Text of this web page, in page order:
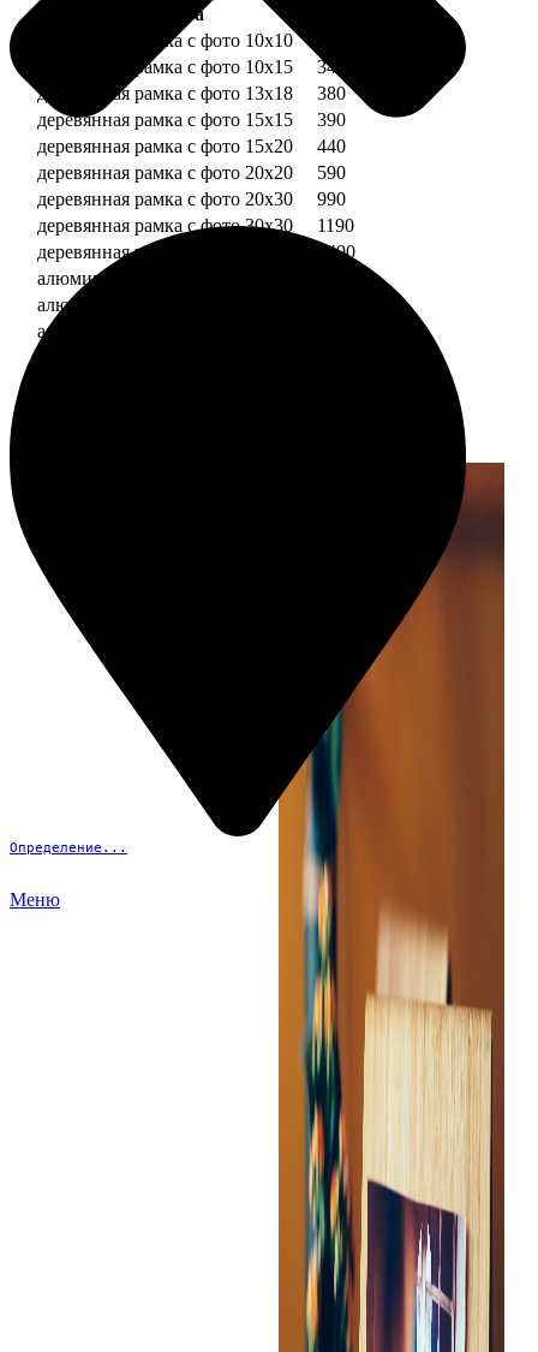
Определение...
Меню
Услуга
деревянная рамка с фото 10х10
деревянная рамка с фото 10х15
340
деревянная рамка с фото 13х18
380
деревянная рамка с фото 15х15
390
деревянная рамка с фото 15х20
440
деревянная рамка с фото 20х20
590
деревянная рамка с фото 20х30
990
деревянная рамка с фото 30х30
1190
деревянная рамка с фото 30х40
1490
алюминиевая рамка с фото 10х15
алюминиевая рамка с фото 20х30
алюминиевая рамка с фото 30х40